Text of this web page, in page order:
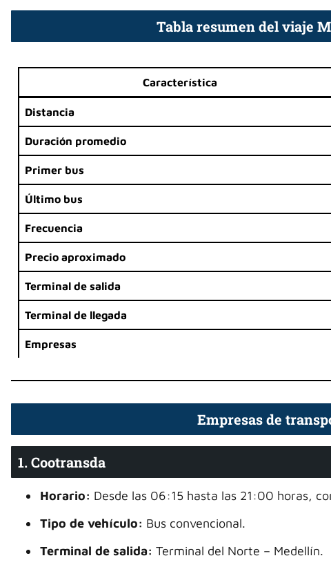
Tabla resumen del viaje
Característica
Distancia
Duración promedio
Primer bus
Último bus
Frecuencia
Precio aproximado
Terminal de salida
Terminal de llegada
Empresas
Empresas de
1. Cootransda
Horario: Desde las 06:15 hasta las 21:00 horas,
Tipo de vehículo: Bus convencional.
Terminal de salida: Terminal del Norte – Medellín.